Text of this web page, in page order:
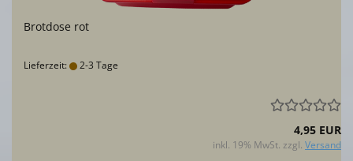
Brotdose rot
Lieferzeit: 2-3 Tage
4,95 EUR
inkl. 19% MwSt. zzgl. Versand